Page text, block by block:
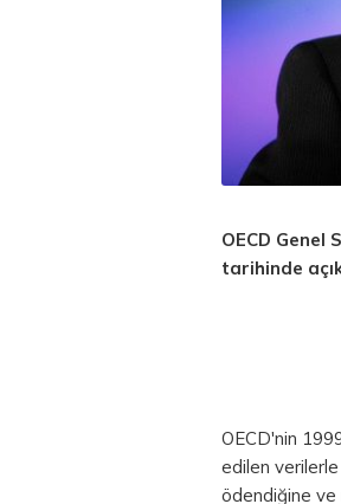
OECD Genel
tarihinde
OECD'nin
edilen
ödendiğine ve